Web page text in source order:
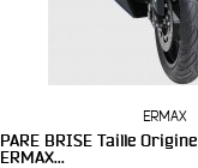
ERMAX
PARE BRISE Taille Origine
ERMAX...